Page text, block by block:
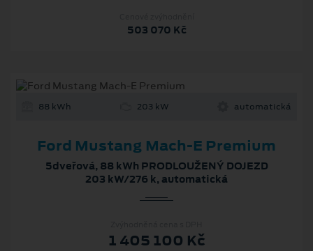
503 070 Kč
88 kWh 203 kW automatická
Ford Mustang Mach‑E Premium
5dveřová, 88 kWh PRODLOUŽENÝ DOJEZD
203 kW/276 k, automatická
1 405 100 Kč